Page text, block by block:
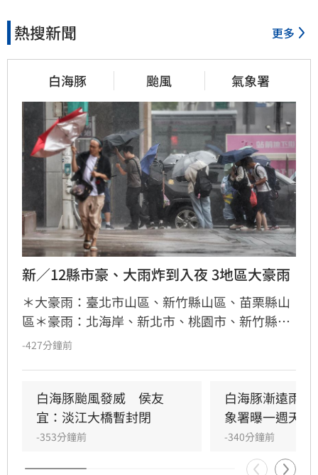
熱搜新聞 更多
白海豚 颱風 氣象署
新／12縣市豪、大雨炸到入夜 3地區大豪雨
＊大豪雨：臺北市山區、新竹縣山區、苗栗縣山
區＊豪雨：北海岸、新北市、桃園市、新竹縣、
臺中市山區＊大雨：基隆市、臺北市、新竹市、
-427分鐘前
白海豚颱風發威　侯友
宜：淡江大橋暫封閉
-353分鐘前
白海豚漸遠雨
象署曝一週天氣
-340分鐘前